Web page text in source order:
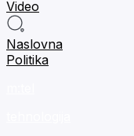
Video
Naslovna
Politika